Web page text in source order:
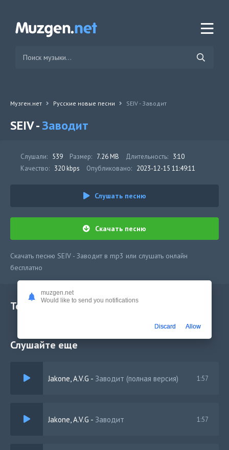
Музген.нет Русские новые песни SEIV - Заводит
SEIV -Заводит
Слушали: 539 Размер: 7.26 MB Длительность: 3:10
Качество: 320 kbps Опубликовано: 2023-12-15 11:49:11
Слушать песню
Скачать песню
Скачать песню SEIV - Заводит в mp3 или слушать онлайн
бесплатно
Текст песни
Слушайте еще
Jakone, A.V.G - Заводит (полная версия) 1:57
Jakone, A.V.G - Заводит 1:57
muzgen.net
Would like to send you notifications
Discard Allow